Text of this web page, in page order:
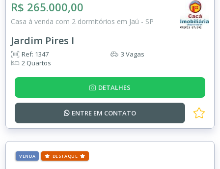
R$ 265.000,00
Casa à venda com 2 dormitórios em Jaú - SP
Jardim Pires I
Ref: 1347
2 Quartos
3 Vagas
DETALHES
ENTRE EM CONTATO
VENDA DESTAQUE